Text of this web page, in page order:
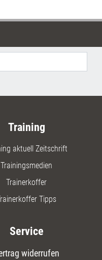
Training
aktuell Zeitschrift
Trainingsmedien
Trainerkoffer
Tipps
Service
widerrufen